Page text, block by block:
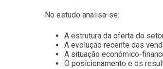
No estudo analisa-se:
A estrutura da oferta do
A evolução recente das
A situação económico-
O posicionamento e os